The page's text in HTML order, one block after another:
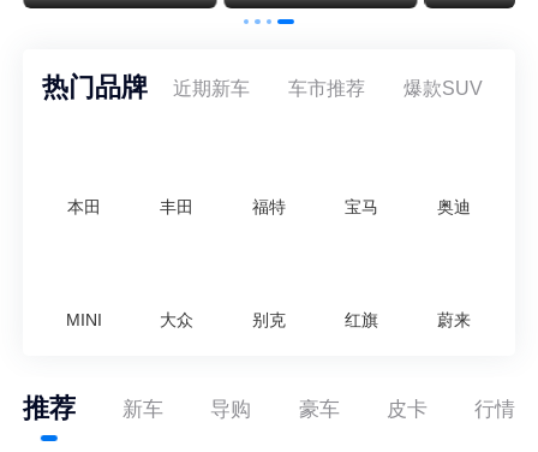
热门品牌 近期新车 车市推荐 爆款SUV
本田 丰田 福特 宝马 奥迪
MINI 大众 别克 红旗 蔚来
推荐 新车 导购 豪车 皮卡 行情